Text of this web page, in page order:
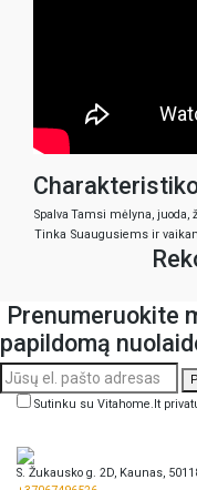
Spalva Tamsi mėlyna, juoda,
Tinka Suaugusiems ir
Prenumeruokite
papildomą
Sutinku su Vitahome.lt
S. Žukausko g. 2D, Kaunas,